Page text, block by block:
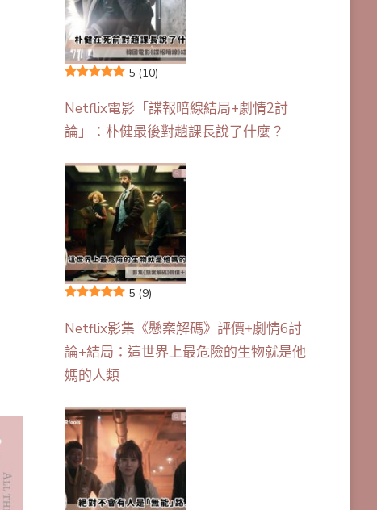
5 (10)
Netflix電影「諜報暗線結局+劇情2討
論」：朴健最後對趙課長說了什麼？
5 (9)
Netflix影集《懸案解碼》評價+劇情6討
論+結局：這世界上最危險的生物就是他
媽的人類